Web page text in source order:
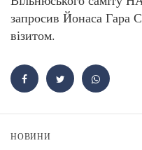
запросив Йонаса Гара
візитом.
НОВИНИ